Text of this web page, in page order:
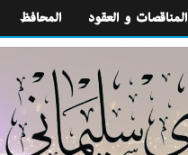
المحافظ المناقصات و العقود